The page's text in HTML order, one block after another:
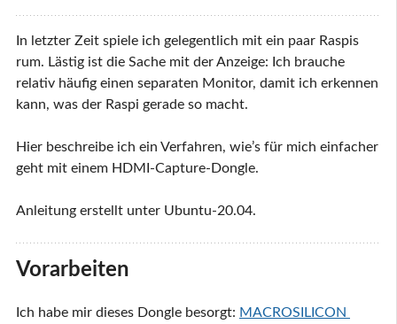
In letzter Zeit spiele ich gelegentlich mit ein paar Raspis
rum. Lästig ist die Sache mit der Anzeige: Ich brauche
relativ häufig einen separaten Monitor, damit ich erkennen
kann, was der Raspi gerade so macht.
Hier beschreibe ich ein Verfahren, wie’s für mich einfacher
geht mit einem HDMI-Capture-Dongle.
Anleitung erstellt unter Ubuntu-20.04.
Vorarbeiten
Ich habe mir dieses Dongle besorgt: MACROSILICON